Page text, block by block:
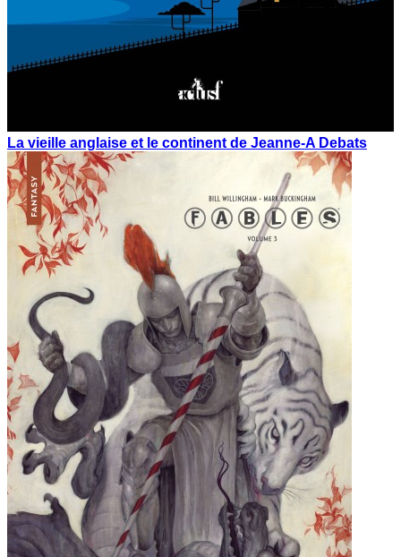
La vieille anglaise et le continent de Jeanne-A Debats